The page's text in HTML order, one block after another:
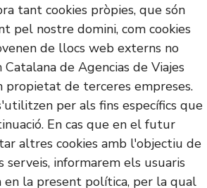
tant cookies pròpies, que són
pel nostre domini, com cookies
de llocs web externs no
de Agencias de Viajes
propietat de terceres empreses.
per als fins específics que
En cas que en el futur
altres cookies amb l'objectiu de
informarem els usuaris
la present política, per la qual